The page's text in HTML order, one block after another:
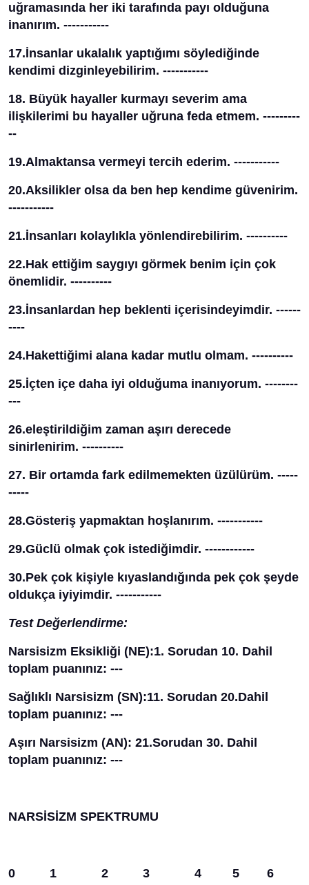
uğramasında her iki tarafında payı olduğuna
inanırım. -----------
17.İnsanlar ukalalık yaptığımı söylediğinde
kendimi dizginleyebilirim. -----------
18. Büyük hayaller kurmayı severim ama
ilişkilerimi bu hayaller uğruna feda etmem. ---------
--
19.Almaktansa vermeyi tercih ederim. -----------
20.Aksilikler olsa da ben hep kendime güvenirim.
-----------
21.İnsanları kolaylıkla yönlendirebilirim. ----------
22.Hak ettiğim saygıyı görmek benim için çok
önemlidir. ----------
23.İnsanlardan hep beklenti içerisindeyimdir. ------
----
24.Hakettiğimi alana kadar mutlu olmam. ----------
25.İçten içe daha iyi olduğuma inanıyorum. --------
---
26.eleştirildiğim zaman aşırı derecede
sinirlenirim. ----------
27. Bir ortamda fark edilmemekten üzülürüm. -----
-----
28.Gösteriş yapmaktan hoşlanırım. -----------
29.Güclü olmak çok istediğimdir. ------------
30.Pek çok kişiyle kıyaslandığında pek çok şeyde
oldukça iyiyimdir. -----------
Test Değerlendirme:
Narsisizm Eksikliği (NE):1. Sorudan 10. Dahil
toplam puanınız: ---
Sağlıklı Narsisizm (SN):11. Sorudan 20.Dahil
toplam puanınız: ---
Aşırı Narsisizm (AN): 21.Sorudan 30. Dahil
toplam puanınız: ---
NARSİSİZM SPEKTRUMU
0 1 2 3 4 5 6